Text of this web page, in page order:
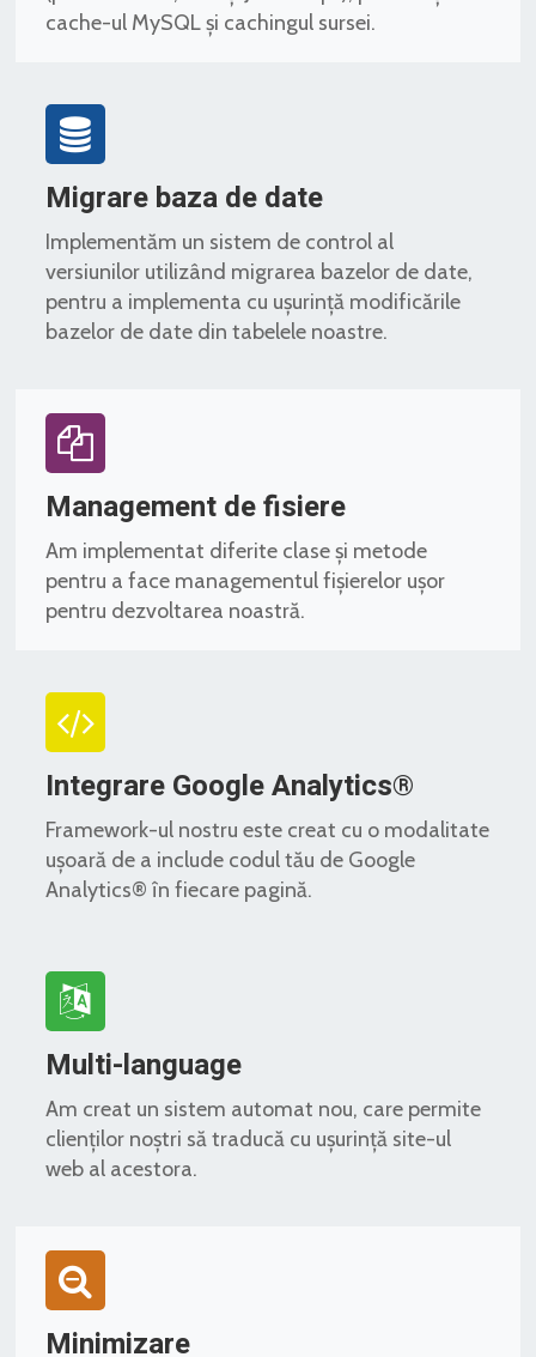
cache-ul MySQL și cachingul sursei.
Migrare baza de date
Implementăm un sistem de control al
versiunilor utilizând migrarea bazelor de date,
pentru a implementa cu ușurință modificările
bazelor de date din tabelele noastre.
Management de fisiere
Am implementat diferite clase și metode
pentru a face managementul fișierelor ușor
pentru dezvoltarea noastră.
Integrare Google Analytics®
Framework-ul nostru este creat cu o modalitate
ușoară de a include codul tău de Google
Analytics® în fiecare pagină.
Multi-language
Am creat un sistem automat nou, care permite
clienților noștri să traducă cu ușurință site-ul
web al acestora.
Minimizare